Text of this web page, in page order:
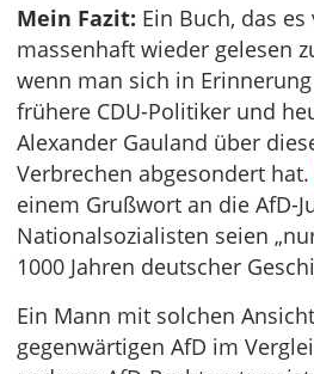
Mein Fazit: Ein Buch, das
massenhaft wieder gelesen
wenn man sich in
frühere CDU-Politiker und
Alexander Gauland über
Verbrechen abgesondert hat.
einem Grußwort an die AfD-
Nationalsozialisten seien
1000 Jahren deutscher
Ein Mann mit solchen
gegenwärtigen AfD im